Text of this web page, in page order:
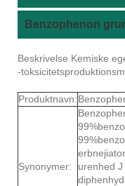
Benzophenon
Beskrivelse Kemiske
-
Produktnavn:
Synonymer:
urenhed